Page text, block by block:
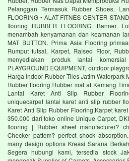
Pelanggan Termasuk Rubber Shoes,
FLOORING • ALAT FITNES CENTER
flooring RUBBER FLOORING. Banner.
menambah kenyamanan dan keamanan
MAT BUTTON. Prima Asia Flooring
Rumput futsal, Karpet, Raised Floor,
menyediakan produk lantai
PLAYGROUND EQUIPMENT, outdoor
Harga Indoor Rubber Tiles Jatim Waterpark
Rubber flooring Rubber mat at Kemang
Lantai Karet Anti Slip Rubber
uniquecarpet lantai karet anti slip rubber
Karet Anti Slip Rubber Flooring,Karpet
350.000 dari toko online Unique Carpet,
flooring | Rubber sheet manufacturer?
Checker pattem? perfect shock
many design options Kreasi Sarana
Segera hubungi kami, tersedia stock